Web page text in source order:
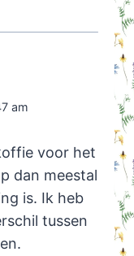
am
voor het
dan meestal
is. Ik heb
tussen